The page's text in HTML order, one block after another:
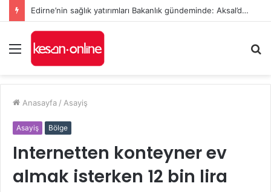
Edirne’nin sağlık yatırımları Bakanlık gündeminde: Aksal’dan Keşan için iki önemli talep
Menü
...
Anasayfa / Asayiş
Asayiş Bölge
Internetten konteyner ev
almak isterken 12 bin lira